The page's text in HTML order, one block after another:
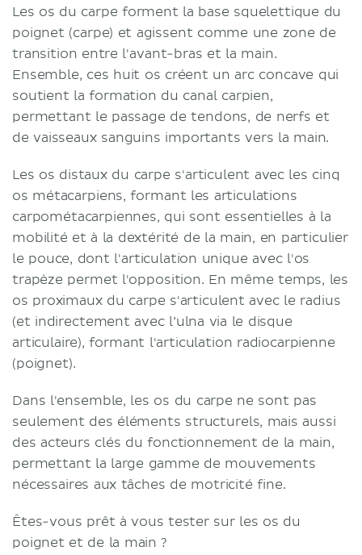
Les os du carpe forment la base squelettique du
poignet (carpe) et agissent comme une zone de
transition entre l'avant-bras et la main.
Ensemble, ces huit os créent un arc concave qui
soutient la formation du canal carpien,
permettant le passage de tendons, de nerfs et
de vaisseaux sanguins importants vers la main.
Les os distaux du carpe s'articulent avec les cinq
os métacarpiens, formant les articulations
carpométacarpiennes, qui sont essentielles à la
mobilité et à la dextérité de la main, en particulier
le pouce, dont l'articulation unique avec l'os
trapèze permet l'opposition. En même temps, les
os proximaux du carpe s'articulent avec le radius
(et indirectement avec l’ulna via le disque
articulaire), formant l'articulation radiocarpienne
(poignet).
Dans l'ensemble, les os du carpe ne sont pas
seulement des éléments structurels, mais aussi
des acteurs clés du fonctionnement de la main,
permettant la large gamme de mouvements
nécessaires aux tâches de motricité fine.
Êtes-vous prêt à vous tester sur les os du
poignet et de la main ?